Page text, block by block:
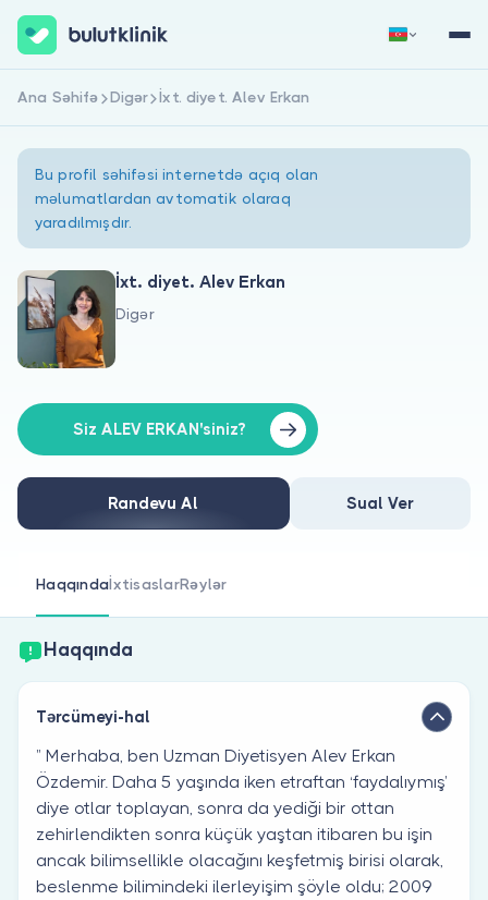
Haqqımızda
Xəstələr üçün
Həkimlər üçün
Qeydiyyat
Ana Səhifə Digər İxt. diyet. Alev Erkan
Bu profil səhifəsi internetdə açıq olan
məlumatlardan avtomatik olaraq
yaradılmışdır.
İxt. diyet. Alev Erkan
Digər
Siz ALEV ERKAN'siniz?
Randevu Al Sual Ver
HaqqındaİxtisaslarRəylər
Haqqında
Tərcümeyi-hal
” Merhaba, ben Uzman Diyetisyen Alev Erkan
Özdemir. Daha 5 yaşında iken etraftan ‘faydalıymış’
diye otlar toplayan, sonra da yediği bir ottan
zehirlendikten sonra küçük yaştan itibaren bu işin
ancak bilimsellikle olacağını keşfetmiş birisi olarak,
beslenme bilimindeki ilerleyişim şöyle oldu; 2009